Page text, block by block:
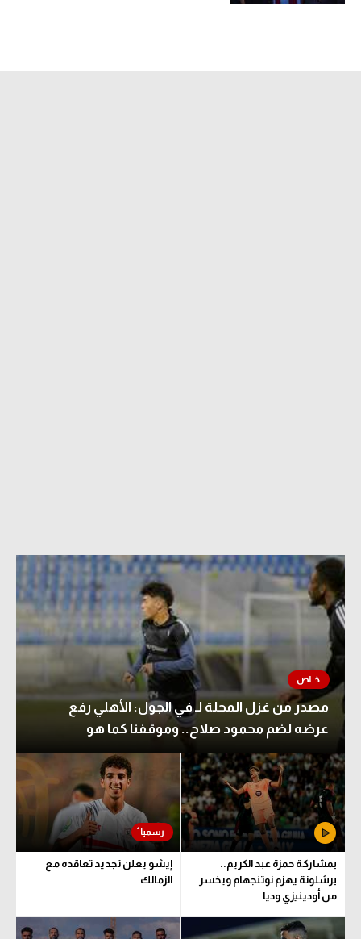
مصدر من غزل المحلة لـ في الجول: الأهلي رفع
عرضه لضم محمود صلاح.. وموقفنا كما هو
بمشاركة حمزة عبد الكريم..
برشلونة يهزم نوتنجهام ويخسر
من أودينيزي وديا
إيشو يعلن تجديد تعاقده مع
الزمالك